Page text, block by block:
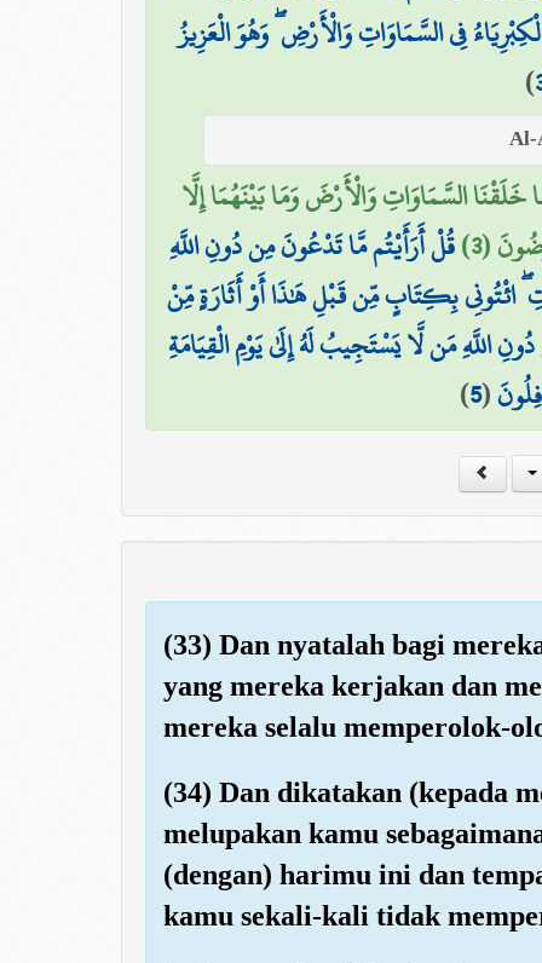
فِي السَّمَاوَاتِ وَالْأَرْضِ ۖ وَهُوَ الْعَزِيزُ
)
خَلَقْنَا السَّمَاوَاتِ وَالْأَرْضَ وَمَا بَيْنَهُمَا إِلَّا
(3) قُلْ أَرَأَيْتُم مَّا تَدْعُونَ مِن دُونِ اللَّهِ
ائْتُونِي بِكِتَابٍ مِّن قَبْلِ هَٰذَا أَوْ أَثَارَةٍ مِّنْ
اللَّهِ مَن لَّا يَسْتَجِيبُ لَهُ إِلَىٰ يَوْمِ الْقِيَامَةِ
(
5
)
(33) Dan nyatalah bagi
yang mereka kerjakan dan
mereka selalu memperolok-
(34) Dan dikatakan (kepada
melupakan kamu
(dengan) harimu ini dan
kamu sekali-kali tidak